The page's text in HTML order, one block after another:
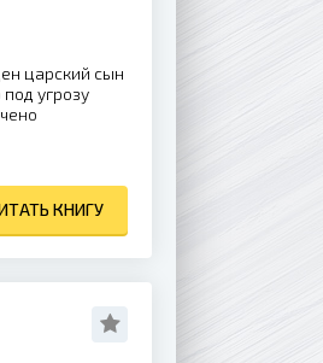
царский сын
угрозу
КНИГУ